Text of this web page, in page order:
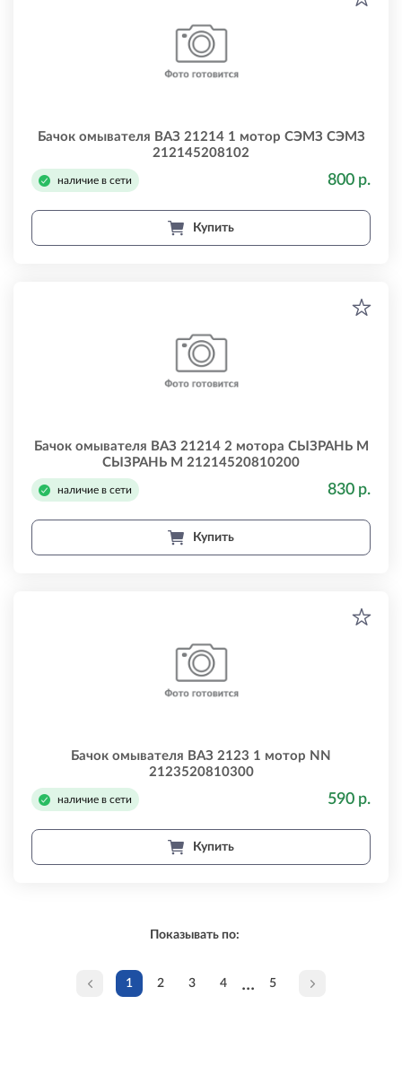
Бачок омывателя ВАЗ 21214 1 мотор СЭМЗ СЭМЗ
212145208102
наличие в сети 800 р.
Купить
Бачок омывателя ВАЗ 21214 2 мотора СЫЗРАНЬ М
СЫЗРАНЬ М 21214520810200
наличие в сети 830 р.
Купить
Бачок омывателя ВАЗ 2123 1 мотор NN
2123520810300
наличие в сети 590 р.
Купить
Показывать по:
1 2 3 4 ... 5